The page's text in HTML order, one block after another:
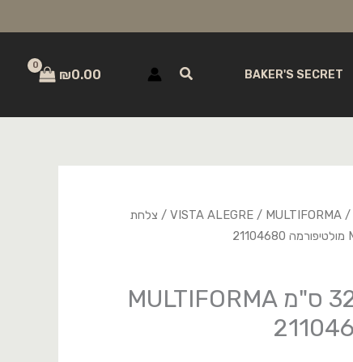
BAKER'S SECRET חיפוש ₪0.00
/
VISTA ALEGRE/ MULTIFORMA
/ צלחת
צלחת פורצלן 32.5 ס"מ MULTIFORMA